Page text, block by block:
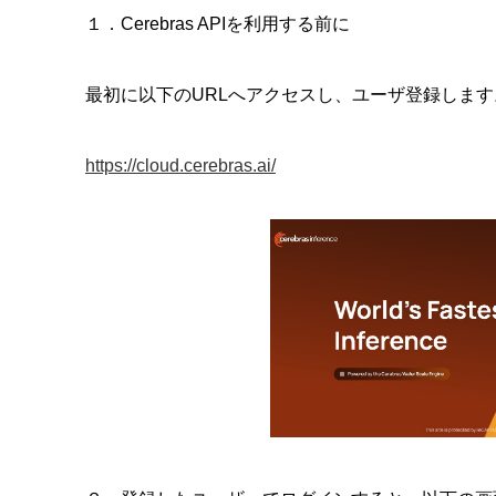
１．Cerebras APIを利用する前に
最初に以下のURLへアクセスし、ユーザ登録しま
https://cloud.cerebras.ai/